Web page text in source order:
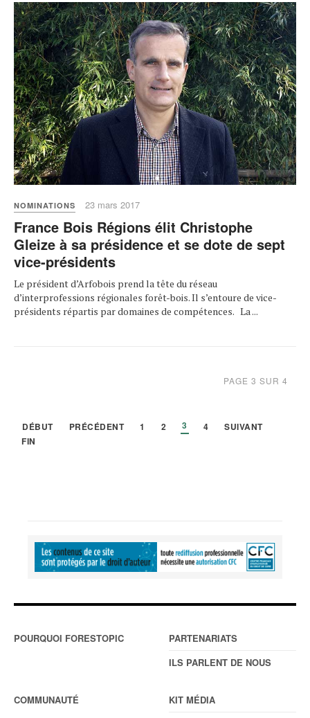
NOMINATIONS 23 mars 2017
France Bois Régions élit Christophe
Gleize à sa présidence et se dote de sept
vice-présidents
Le président d’Arfobois prend la tête du réseau
d’interprofessions régionales forêt-bois. Il s’entoure de vice-
présidents répartis par domaines de compétences. La ...
PAGE 3 SUR 4
DÉBUT PRÉCÉDENT 1 2 3 4
SUIVANT
FIN
POURQUOI FORESTOPIC
PARTENARIATS
ILS PARLENT DE NOUS
COMMUNAUTÉ
KIT MÉDIA